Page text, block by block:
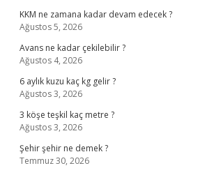
KKM ne zamana kadar devam edecek ?
Ağustos 5, 2026
Avans ne kadar çekilebilir ?
Ağustos 4, 2026
6 aylık kuzu kaç kg gelir ?
Ağustos 3, 2026
3 köşe teşkil kaç metre ?
Ağustos 3, 2026
Şehir şehir ne demek ?
Temmuz 30, 2026